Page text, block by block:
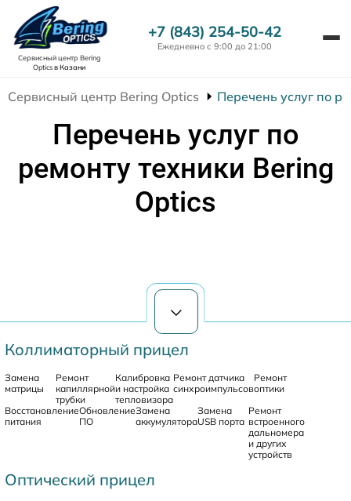
Сервисный центр Bering
Opticsв Казани
+7 (843) 254-50-42
Ежедневно с 9:00 до 21:00
Сервисный центр Bering Optics Перечень услуг по
Перечень услуг по
ремонту техники Bering
Optics
Коллиматорный прицел
Замена
матрицы
Ремонт
капиллярной
трубки
Калибровка
и настройка
тепловизора
Ремонт датчика
синхроимпульсов
Ремонт
оптики
Восстановление
питания
Обновление
ПО
Замена
аккумулятора
Замена
USB порта
Ремонт
встроенного
дальномера
и других
устройств
Оптический прицел